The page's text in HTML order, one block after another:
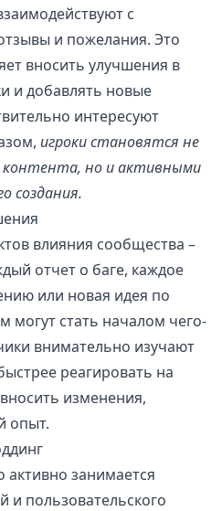
с
и пожелания. Это
вносить улучшения в
и добавлять новые
интересуют
игроки становятся не
но и активными
создания.
влияния сообщества –
отчет о баге, каждое
или новая идея по
могут стать началом чего-
внимательно изучают
реагировать на
изменения,
опыт.
занимается
и пользовательского